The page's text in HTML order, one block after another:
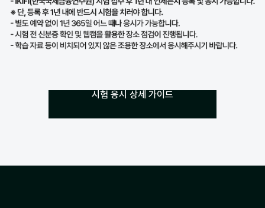
시험 응시 상세 가이드